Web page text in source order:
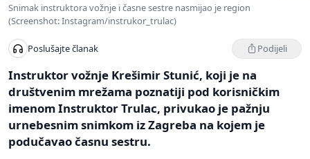
Snimak instruktora vožnje i časne sestre nasmijao je region
(Screenshot: Instagram/instrukor_trulac)
Poslušajte članak Podijeli
Instruktor vožnje Krešimir Stunić, koji je na
društvenim mrežama poznatiji pod korisničkim
imenom Instruktor Trulac, privukao je pažnju
urnebesnim snimkom iz Zagreba na kojem je
podučavao časnu sestru.